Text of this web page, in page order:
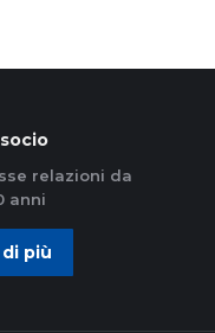
relazioni da
anni
più